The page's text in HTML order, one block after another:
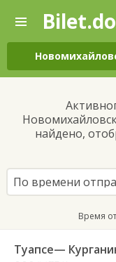
—
Поиск
и
покупка
билетов
автобус
онлайн
Bilet.do
найдено,
По времени
Время
Туапсе—